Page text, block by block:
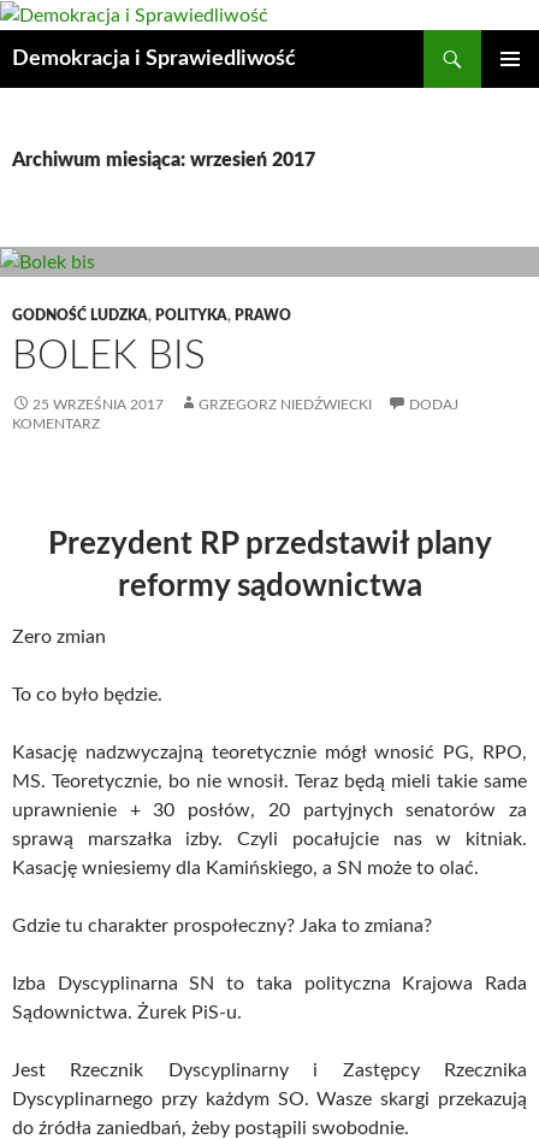
Przejdź
treści
Demokracja i Sprawiedliwość
Archiwum miesiąca: wrzesień 2017
GODNOŚĆ LUDZKA, POLITYKA, PRAWO
BOLEK BIS
25 WRZEŚNIA 2017 GRZEGORZ NIEDŹWIECKI
DODAJ
KOMENTARZ
Prezydent RP przedstawił plany
reformy sądownictwa
Zero zmian
To co było będzie.
Kasację nadzwyczajną teoretycznie mógł wnosić PG, RPO,
MS. Teoretycznie, bo nie wnosił. Teraz będą mieli takie same
uprawnienie + 30 posłów, 20 partyjnych senatorów za
sprawą marszałka izby. Czyli pocałujcie nas w kitniak.
Kasację wniesiemy dla Kamińskiego, a SN może to olać.
Gdzie tu charakter prospołeczny? Jaka to zmiana?
Izba Dyscyplinarna SN to taka polityczna Krajowa Rada
Sądownictwa. Żurek PiS-u.
Jest Rzecznik Dyscyplinarny i Zastępcy Rzecznika
Dyscyplinarnego przy każdym SO. Wasze skargi przekazują
do źródła zaniedbań, żeby postąpili swobodnie.